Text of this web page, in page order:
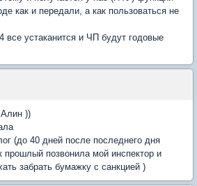
как и передали, а как пользоваться не
устаканится и ЧП будут годовые
))
(до 40 дней после последнего дня
прошлый позвонила мой инспектор и
забрать бумажку с санкцией )